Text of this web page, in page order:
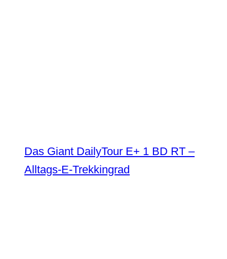
Das Giant DailyTour E+ 1 BD RT –
Alltags-E-Trekkingrad